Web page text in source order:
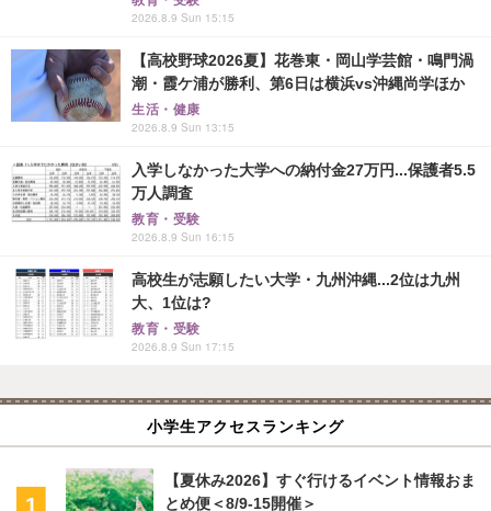
2026.8.9 Sun 15:15
【高校野球2026夏】花巻東・岡山学芸館・鳴門渦
潮・霞ケ浦が勝利、第6日は横浜vs沖縄尚学ほか
生活・健康
2026.8.9 Sun 13:15
入学しなかった大学への納付金27万円...保護者5.5
万人調査
教育・受験
2026.8.9 Sun 16:15
高校生が志願したい大学・九州沖縄...2位は九州
大、1位は?
教育・受験
2026.8.9 Sun 17:15
小学生アクセスランキング
【夏休み2026】すぐ行けるイベント情報おま
とめ便＜8/9-15開催＞